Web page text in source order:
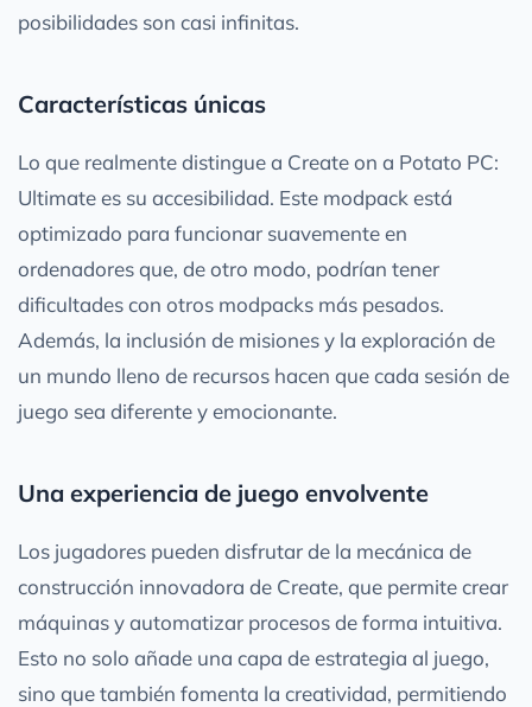
posibilidades son casi infinitas.
Características únicas
Lo que realmente distingue a Create on a Potato PC:
Ultimate es su accesibilidad. Este modpack está
optimizado para funcionar suavemente en
ordenadores que, de otro modo, podrían tener
dificultades con otros modpacks más pesados.
Además, la inclusión de misiones y la exploración de
un mundo lleno de recursos hacen que cada sesión de
juego sea diferente y emocionante.
Una experiencia de juego envolvente
Los jugadores pueden disfrutar de la mecánica de
construcción innovadora de Create, que permite crear
máquinas y automatizar procesos de forma intuitiva.
Esto no solo añade una capa de estrategia al juego,
sino que también fomenta la creatividad, permitiendo